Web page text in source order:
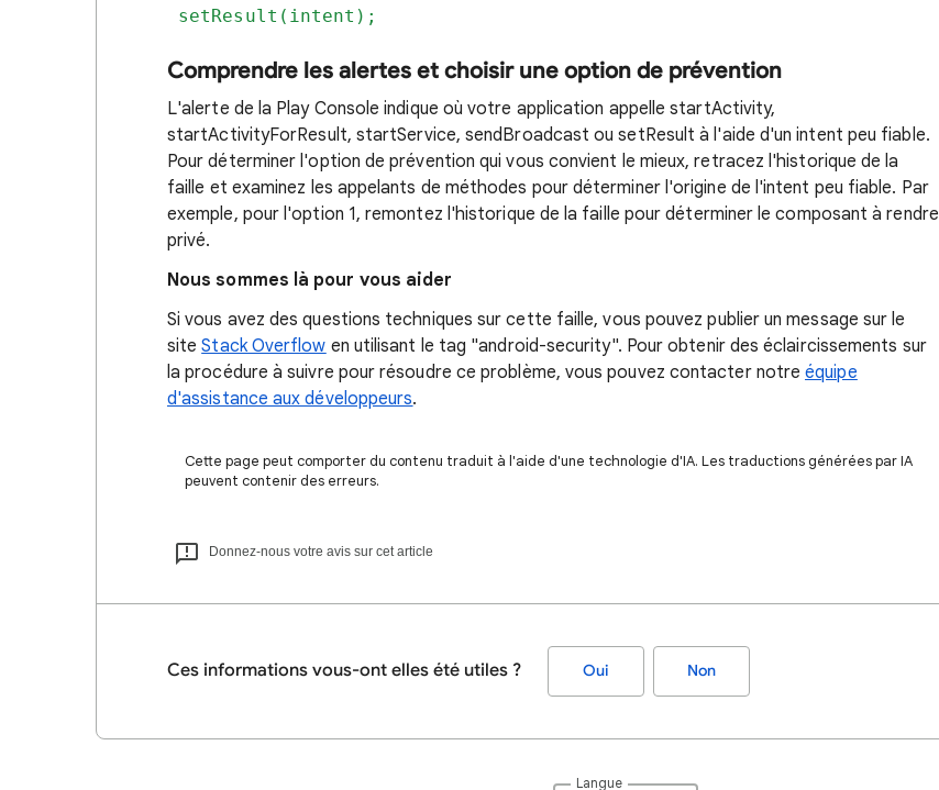
setResult(intent);
Comprendre les alertes et choisir une option de prévention
L'alerte de la Play Console indique où votre application appelle startActivity,
startActivityForResult, startService, sendBroadcast ou setResult à l'aide d'un intent peu fiable.
Pour déterminer l'option de prévention qui vous convient le mieux, retracez l'historique de la
faille et examinez les appelants de méthodes pour déterminer l'origine de l'intent peu fiable. Par
exemple, pour l'option 1, remontez l'historique de la faille pour déterminer le composant à rendre
privé.
Nous sommes là pour vous aider
Si vous avez des questions techniques sur cette faille, vous pouvez publier un message sur le
siteStack Overflow en utilisant le tag "android-security". Pour obtenir des éclaircissements sur
la procédure à suivre pour résoudre ce problème, vous pouvez contacter notreéquipe
d'assistance aux développeurs.
Cette page peut comporter du contenu traduit à l'aide d'une technologie d'IA. Les traductions générées par IA
peuvent contenir des erreurs.
Donnez-nous votre avis sur cet article
Ces informations vous-ont elles été utiles ? Oui Non
Langue